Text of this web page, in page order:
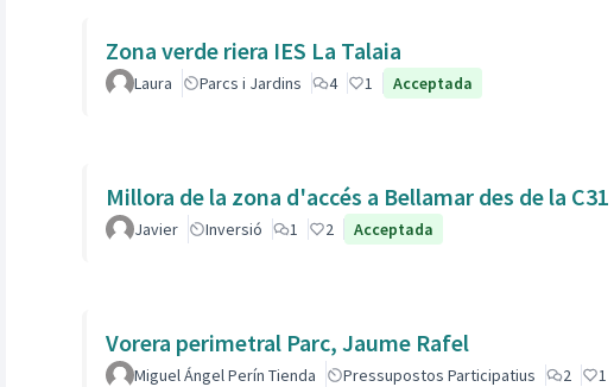
Zona verde riera IES La Talaia
Laura Parcs i Jardins 4 1 Acceptada
Millora de la zona d'accés a Bellamar des de la C31
Javier Inversió 1 2 Acceptada
Vorera perimetral Parc, Jaume Rafel
Miguel Ángel Perín Tienda Pressupostos Participatius 2 1